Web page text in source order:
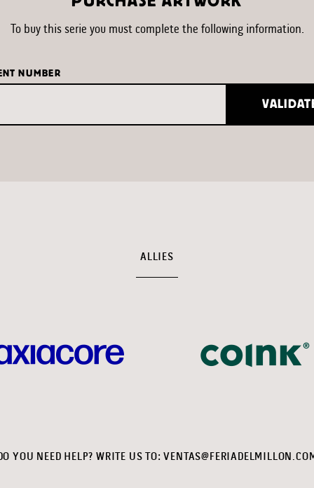
To buy this serie you must complete the following information.
NUMBER
ALLIES
YOU NEED HELP? WRITE US TO: